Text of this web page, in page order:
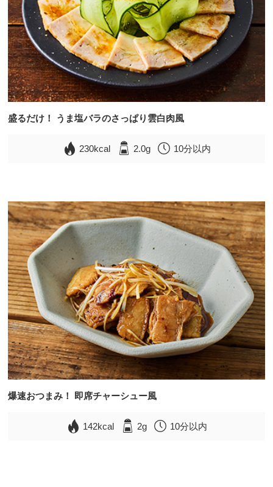
盛るだけ！ うま塩バラのさっぱり雲白肉風
230kcal 2.0g 10分以内
爆速おつまみ！ 即席チャーシュー風
142kcal 2g 10分以内